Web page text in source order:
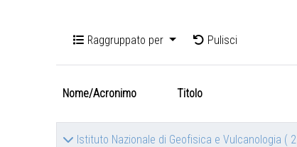
Raggruppato per Pulisci
Nome/Acronimo Titolo
Istituto Nazionale di Geofisica e Vulcanologia (